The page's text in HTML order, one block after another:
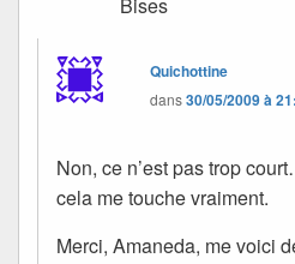
Bises
Quichottine
dans30/05/2009 à
Non, ce n’est pas trop
cela me touche vraiment.
Merci, Amaneda, me voici